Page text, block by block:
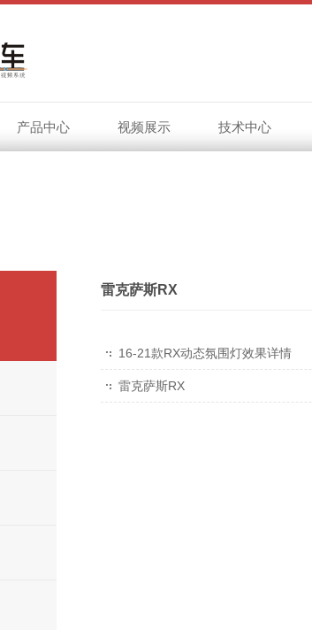
产品中心 视频展示 技术中心
雷克萨斯RX
16-21款RX动态氛围灯效果详情
雷克萨斯RX